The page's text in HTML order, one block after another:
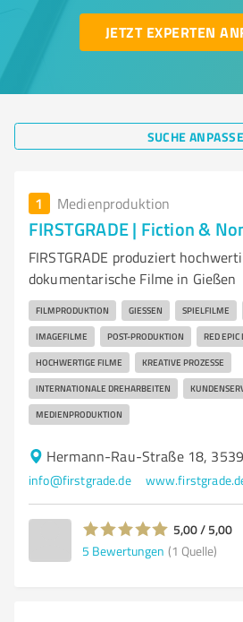
JETZT EXPERTEN
SUCHE
1 Medienproduktion
FIRSTGRADE | Fiction &
FIRSTGRADE produziert
dokumentarische Filme in Gießen
FILMPRODUKTION GIESSEN SPIELFILME
IMAGEFILME POST-PRODUKTION RED EPIC
HOCHWERTIGE FILME KREATIVE PROZESSE
INTERNATIONALE DREHARBEITEN
MEDIENPRODUKTION
Hermann-Rau-Straße 18,
info@firstgrade.de
5,00 / 5,00
5 Bewertungen (1 Quelle)